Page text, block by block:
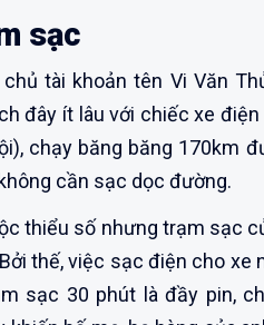
sạc
tài khoản tên Vi Văn
đây ít lâu với chiếc xe điện
chạy băng băng 170km
cần sạc dọc đường.
thiểu số nhưng trạm sạc
thế, việc sạc điện cho xe
sạc 30 phút là đầy pin,